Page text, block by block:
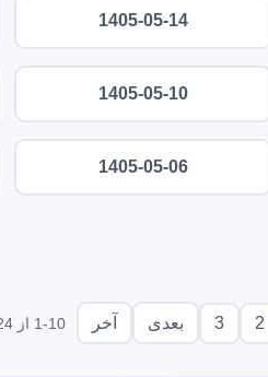
1405-05-14
1405-05-10
1405-05-06
2
3 بعدی آخر 1-10 از 3424